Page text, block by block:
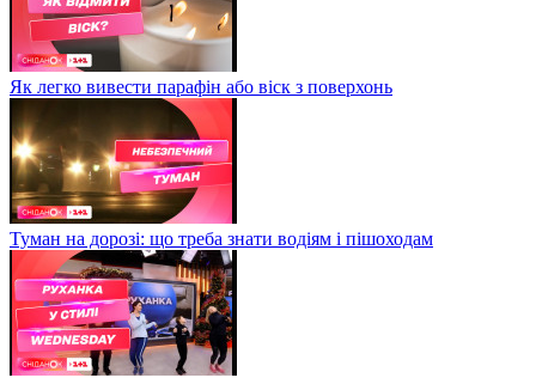
Як легко вивести парафін або віск з поверхонь
Туман на дорозі: що треба знати водіям і пішоходам